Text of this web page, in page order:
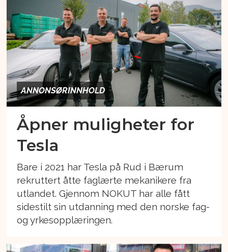
ANNONSØRINNHOLD
Åpner muligheter for
Tesla
Bare i 2021 har Tesla på Rud i Bærum
rekruttert åtte faglærte mekanikere fra
utlandet. Gjennom NOKUT har alle fått
sidestilt sin utdanning med den norske fag-
og yrkesopplæringen.